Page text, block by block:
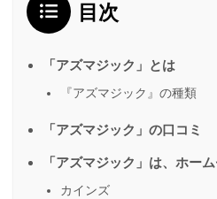
目次
「アズマジック」とは
『アズマジック』の種類
「アズマジック」の口コミ
「アズマジック」は、ホー
カインズ